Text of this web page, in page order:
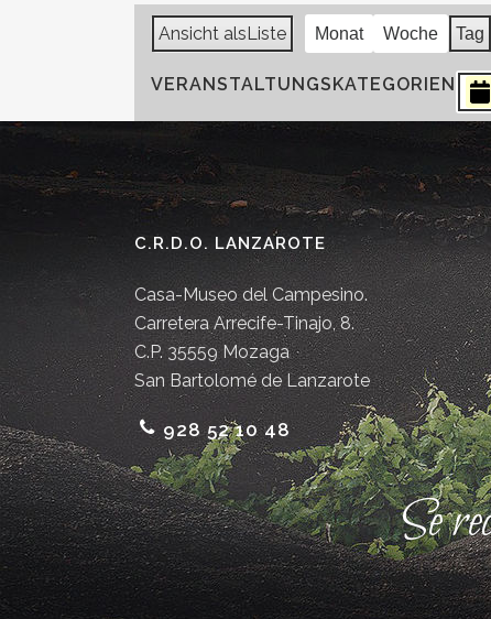
Ansicht alsListe Monat Woche Tag
VERANSTALTUNGSKATEGORIEN
C.R.D.O. LANZAROTE
Casa-Museo del Campesino.
Carretera Arrecife-Tinajo, 8.
C.P. 35559 Mozaga
San Bartolomé de Lanzarote
928 52 10 48
Se